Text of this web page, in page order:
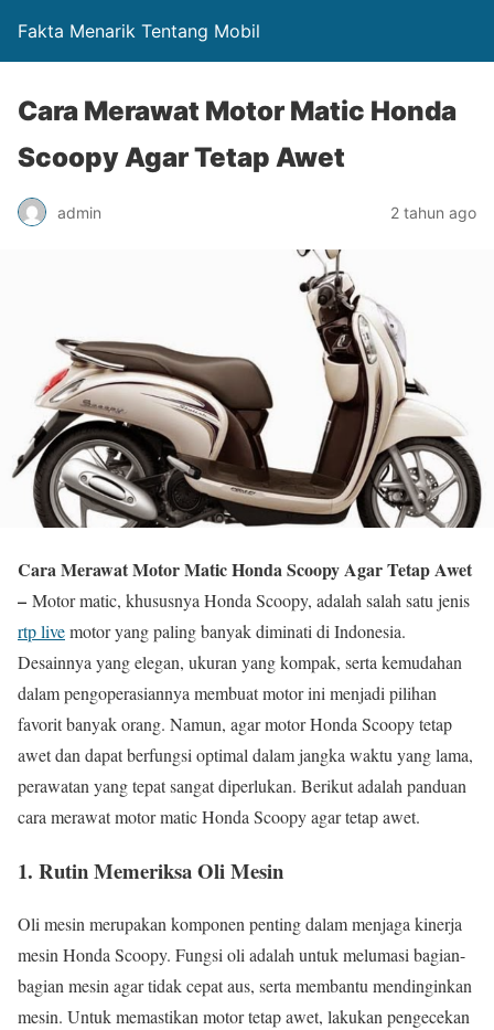
Fakta Menarik Tentang Mobil
Cara Merawat Motor Matic Honda
Scoopy Agar Tetap Awet
admin 2 tahun ago
Cara Merawat Motor Matic Honda Scoopy Agar Tetap Awet
– Motor matic, khususnya Honda Scoopy, adalah salah satu jenis
rtp livemotor yang paling banyak diminati di Indonesia.
Desainnya yang elegan, ukuran yang kompak, serta kemudahan
dalam pengoperasiannya membuat motor ini menjadi pilihan
favorit banyak orang. Namun, agar motor Honda Scoopy tetap
awet dan dapat berfungsi optimal dalam jangka waktu yang lama,
perawatan yang tepat sangat diperlukan. Berikut adalah panduan
cara merawat motor matic Honda Scoopy agar tetap awet.
1. Rutin Memeriksa Oli Mesin
Oli mesin merupakan komponen penting dalam menjaga kinerja
mesin Honda Scoopy. Fungsi oli adalah untuk melumasi bagian-
bagian mesin agar tidak cepat aus, serta membantu mendinginkan
mesin. Untuk memastikan motor tetap awet, lakukan pengecekan